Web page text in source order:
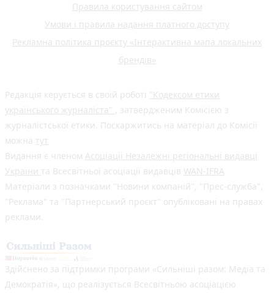
Правила користування сайтом
Умови і правила надання платного доступу
Рекламна політика проєкту «Інтерактивна мапа локальних
брендів»
Редакція керується в своїй роботі "Кодексом етики
українського журналіста" , затвердженим Комісією з
журналістської етики. Поскаржитись на матеріал до Комісії
можна тут
Видання є членом Асоціації Незалежні регіональні видавці
України та Всесвітньої асоціації видавців WAN-IFRA
Матеріали з позначками "Новини компаній", "Прес-служба",
"Реклама" та "Партнерський проєкт" опубліковані на правах
реклами.
Здійснено за підтримки програми «Сильніші разом: Медіа та
Демократія», що реалізується Всесвітньою асоціацією